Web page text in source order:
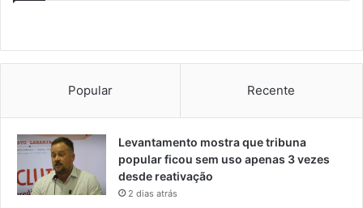
Popular Recente
Levantamento mostra que tribuna
popular ficou sem uso apenas 3 vezes
desde reativação
2 dias atrás